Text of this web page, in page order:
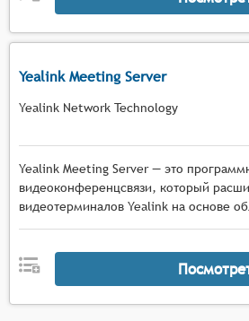
Yealink Meeting Server
Yealink Network Technology
Yealink Meeting Server — это
видеоконференцсвязи, который
видеотерминалов Yealink на основе